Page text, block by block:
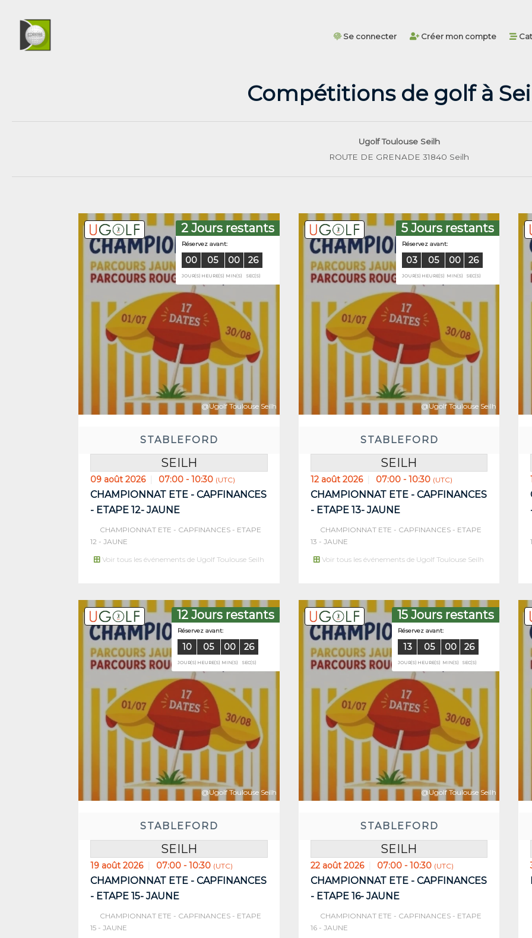
Se connecter Créer mon compte
Compétitions de golf à
Ugolf Toulouse Seilh
ROUTE DE GRENADE 31840 Seilh
2 Jours restants
Réservez avant:
00
HEURE(S)
STABLEFORD
@Ugolf Toulouse Seilh
SEILH
09 août 2026 07:00 - 10:30 (UTC)
CHAMPIONNAT ETE - CAPFINANCES
- ETAPE 12- JAUNE
CHAMPIONNAT ETE - CAPFINANCES - ETAPE
12 - JAUNE
Voir tous les événements de Ugolf Toulouse Seilh
5 Jours restants
STABLEFORD
@Ugolf Toulouse Seilh
SEILH
12 août 2026 07:00 - 10:30 (UTC)
CHAMPIONNAT ETE - CAPFINANCES
- ETAPE 13- JAUNE
CHAMPIONNAT ETE - CAPFINANCES - ETAPE
13 - JAUNE
Voir tous les événements de Ugolf Toulouse Seilh
12 Jours restants
Réservez avant:
STABLEFORD
@Ugolf Toulouse Seilh
SEILH
19 août 2026 07:00 - 10:30 (UTC)
CHAMPIONNAT ETE - CAPFINANCES
- ETAPE 15- JAUNE
CHAMPIONNAT ETE - CAPFINANCES - ETAPE
15 - JAUNE
15 Jours restants
STABLEFORD
@Ugolf Toulouse Seilh
SEILH
22 août 2026 07:00 - 10:30 (UTC)
CHAMPIONNAT ETE - CAPFINANCES
- ETAPE 16- JAUNE
CHAMPIONNAT ETE - CAPFINANCES - ETAPE
16 - JAUNE